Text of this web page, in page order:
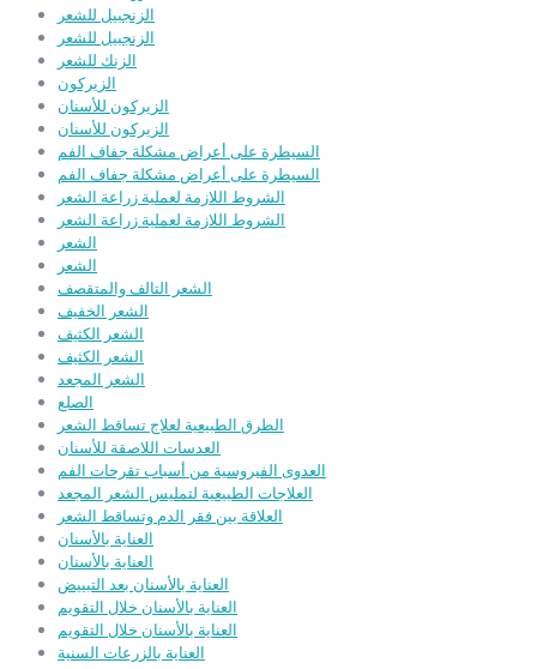
الزنجبيل للشعر
الزنجبيل للشعر
الزنك للشعر
الزيركون
الزيركون للأسنان
الزيركون للأسنان
السيطرة على أعراض مشكلة جفاف الفم
السيطرة على أعراض مشكلة جفاف الفم
الشروط اللازمة لعملية زراعة الشعر
الشروط اللازمة لعملية زراعة الشعر
الشعر
الشعر
الشعر التالف والمتقصف
الشعر الخفيف
الشعر الكثيف
الشعر الكثيف
الشعر المجعد
الصلع
الطرق الطبيعية لعلاج تساقط الشعر
العدسات اللاصقة للأسنان
العدوى الفيروسية من أسباب تقرحات الفم
العلاجات الطبيعية لتمليس الشعر المجعد
العلاقة بين فقر الدم وتساقط الشعر
العناية بالأسنان
العناية بالأسنان
العناية بالأسنان بعد التبييض
العناية بالأسنان خلال التقويم
العناية بالأسنان خلال التقويم
العناية بالزرعات السنية